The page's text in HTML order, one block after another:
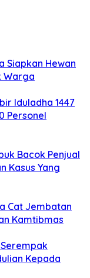
Siapkan Hewan
Warga
Iduladha 1447
Personel
Bacok Penjual
Kasus Yang
Cat Jembatan
Kamtibmas
Kepada